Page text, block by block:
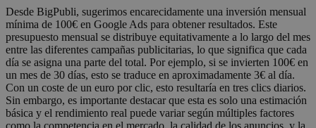
Desde BigPubli, sugerimos encarecidamente una inversión mensual
mínima de 100€ en Google Ads para obtener resultados. Este
presupuesto mensual se distribuye equitativamente a lo largo del mes
entre las diferentes campañas publicitarias, lo que significa que cada
día se asigna una parte del total. Por ejemplo, si se invierten 100€ en
un mes de 30 días, esto se traduce en aproximadamente 3€ al día.
Con un coste de un euro por clic, esto resultaría en tres clics diarios.
Sin embargo, es importante destacar que esta es solo una estimación
básica y el rendimiento real puede variar según múltiples factores
como la competencia en el mercado, la calidad de los anuncios, y la